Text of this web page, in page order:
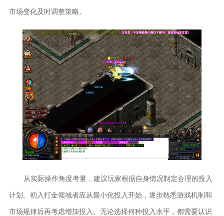
市场变化及时调整策略。
从实际操作角度考量，建议玩家根据自身情况制定合理的投入
计划。初入打金领域者应从最小化投入开始，逐步熟悉游戏机制和
市场规律后再考虑增加投入。无论选择何种投入水平，都需要认识